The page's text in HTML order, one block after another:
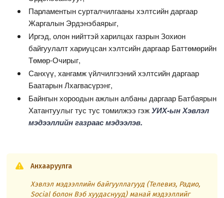
Парламентын сурталчилгааны хэлтсийн даргаар
Жаргалын Эрдэнэбаярыг,
Иргэд, олон нийттэй харилцах газрын Зохион
байгуулалт хариуцсан хэлтсийн даргаар Баттөмөрийн
Төмөр-Очирыг,
Санхүү, хангамж үйлчилгээний хэлтсийн даргаар
Баатарын Лхагвасүрэнг,
Байнгын хороодын ажлын албаны даргаар Батбаярын
Хатантуулыг тус тус томилжээ гэжУИХ-ын Хэвлэл
мэдээллийн газраас мэдээлэв.
Анхааруулга
Хэвлэл мэдээллийн байгууллагууд (Телевиз, Радио,
Social болон Вэб хуудаснууд) манай мэдээллийг